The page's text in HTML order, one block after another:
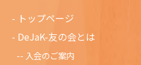
トップページ
DeJaK-友の会とは
入会のご案内